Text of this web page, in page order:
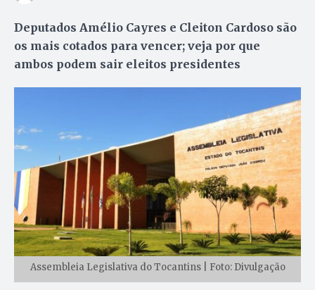
Deputados Amélio Cayres e Cleiton Cardoso são
os mais cotados para vencer; veja por que
ambos podem sair eleitos presidentes
Assembleia Legislativa do Tocantins | Foto: Divulgação